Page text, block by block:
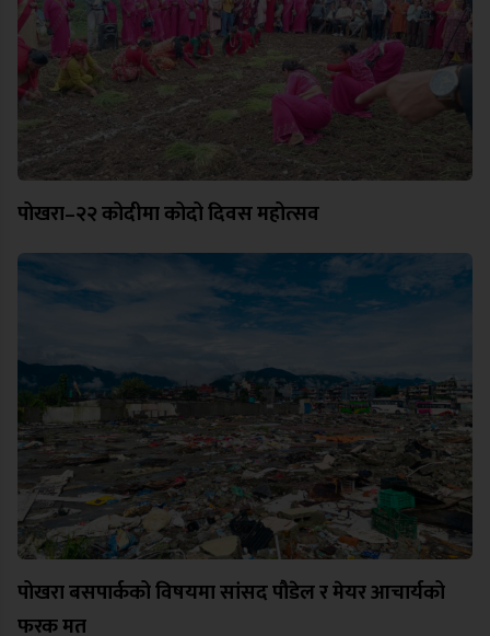
पोखरा–२२ कोदीमा कोदो दिवस महोत्सव
पोखरा बसपार्कको विषयमा सांसद पौडेल र मेयर आचार्यको
फरक मत